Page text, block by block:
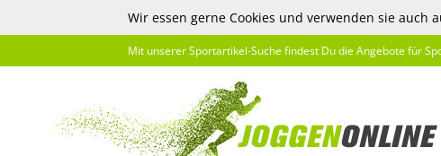
Wir essen gerne Cookies und verwenden sie auch
Mit unserer Sportartikel-Suche findest Du die Angebote für